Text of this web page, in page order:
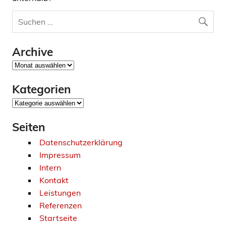
Archive
Archive
Kategorien
Kategorien
Seiten
Datenschutzerklärung
Impressum
Intern
Kontakt
Leistungen
Referenzen
Startseite